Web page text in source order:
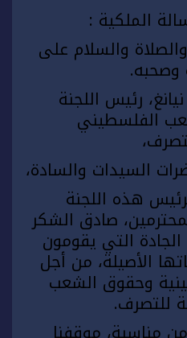
الملكية :
والسلام على
وصحبه.
رئيس اللجنة
الفلسطيني
السيدات والسادة،
هذه اللجنة
صادق الشكر
التي يقومون
الأصيلة، من أجل
وحقوق الشعب
للتصرف.